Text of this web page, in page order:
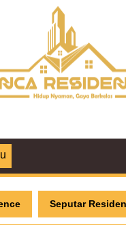
MenuSeputar